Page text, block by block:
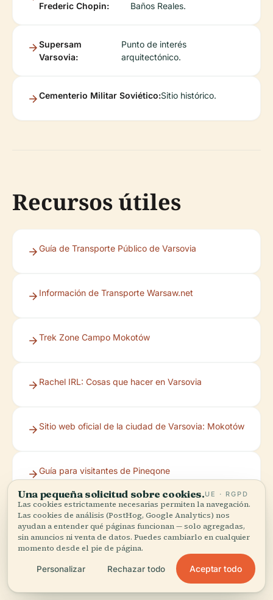
Frederic Chopin:
Baños Reales.
Supersam
Varsovia:
Punto de interés
arquitectónico.
Cementerio Militar Soviético:Sitio histórico.
Recursos útiles
Guía de Transporte Público de Varsovia
Información de Transporte Warsaw.net
Trek Zone Campo Mokotów
Rachel IRL: Cosas que hacer en Varsovia
Sitio web oficial de la ciudad de Varsovia: Mokotów
Guía para visitantes de Pineqone
Espacio Cultural Fort Mokotów
Una pequeña solicitud sobre cookies.UE · RGPD
Las cookies estrictamente necesarias permiten la navegación.
Las cookies de análisis (PostHog, Google Analytics) nos
ayudan a entender qué páginas funcionan — solo agregadas,
sin anuncios ni venta de datos. Puedes cambiarlo en cualquier
momento desde el pie de página.
Personalizar Rechazar todo Aceptar todo